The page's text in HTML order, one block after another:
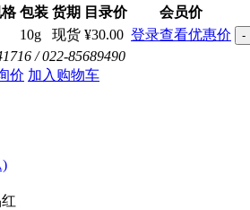
包装 货期 目录价 会员价
10g 现货 ¥30.00 登录查看优惠价 -
/ 022-85689490
价 加入购物车